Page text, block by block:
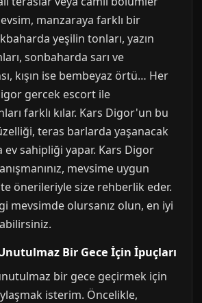
manzaraya farklı bir
yeşilin tonları, yazın
sonbaharda sarı ve
kışın ise bembeyaz örtü… Her
gercek escort ile
farklı kılar. Kars Digor'un bu
teras barlarda yaşanacak
ev sahipliği yapar. Kars Digor
mevsime uygun
önerileriyle size rehberlik eder.
mevsimde olursanız olun, en iyi
Bir Gece İçin İpuçları
bir gece geçirmek için
isterim. Öncelikle,